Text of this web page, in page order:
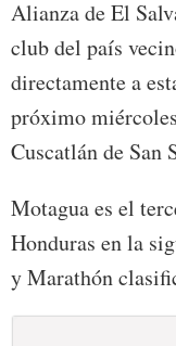
Alianza de El
club del país
directamente a
próximo
Cuscatlán de San
Motagua es el
Honduras en la
y Marathón